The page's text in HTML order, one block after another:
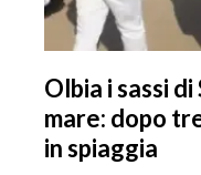
Olbia i sassi
mare: dopo
in spiaggia